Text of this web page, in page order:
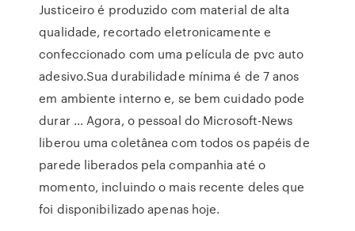
Justiceiro é produzido com material de alta
qualidade, recortado eletronicamente e
confeccionado com uma película de pvc auto
adesivo.Sua durabilidade mínima é de 7 anos
em ambiente interno e, se bem cuidado pode
durar … Agora, o pessoal do Microsoft-News
liberou uma coletânea com todos os papéis de
parede liberados pela companhia até o
momento, incluindo o mais recente deles que
foi disponibilizado apenas hoje.